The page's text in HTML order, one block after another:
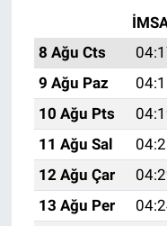
8 Ağu Cts
9 Ağu Paz
10 Ağu Pts
11 Ağu Sal
12 Ağu Çar
13 Ağu Per